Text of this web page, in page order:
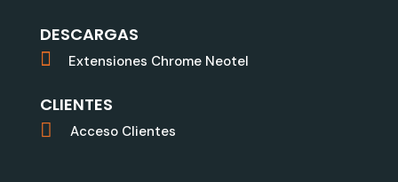
DESCARGAS
Extensiones Chrome Neotel
CLIENTES
Acceso Clientes